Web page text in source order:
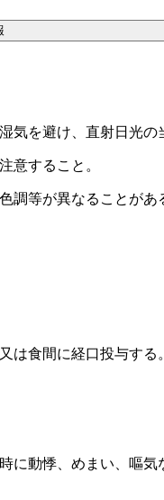
を避け、直射日光の
意すること。
等が異なることがあ
は食間に経口投与する。
に動悸、めまい、嘔